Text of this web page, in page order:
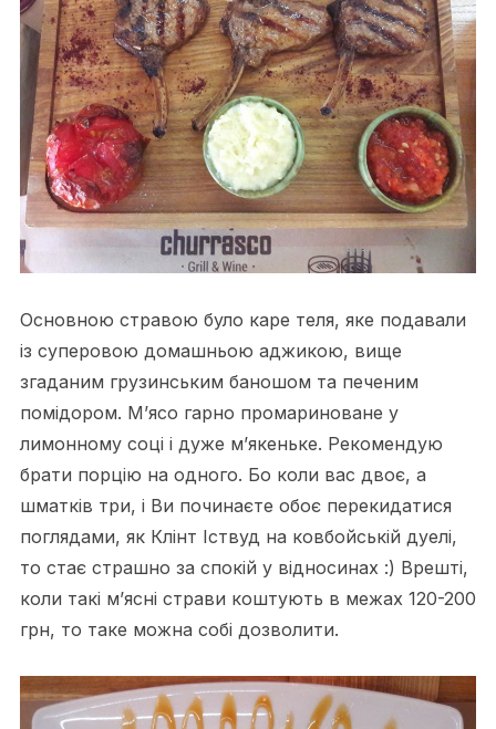
Основною стравою було каре теля, яке подавали
із суперовою домашньою аджикою, вище
згаданим грузинським баношом та печеним
помідором. М’ясо гарно промариноване у
лимонному соці і дуже м’якеньке. Рекомендую
брати порцію на одного. Бо коли вас двоє, а
шматків три, і Ви починаєте обоє перекидатися
поглядами, як Клінт Іствуд на ковбойській дуелі,
то стає страшно за спокій у відносинах :) Врешті,
коли такі м’ясні страви коштують в межах 120-200
грн, то таке можна собі дозволити.